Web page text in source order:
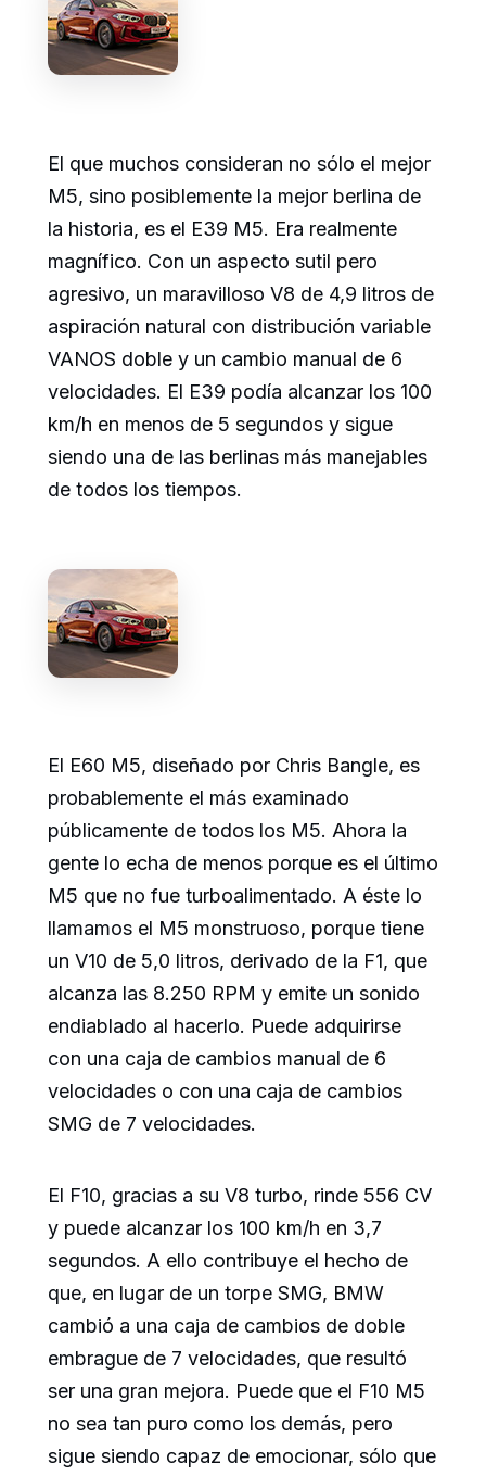
El que muchos consideran no sólo el mejor
M5, sino posiblemente la mejor berlina de
la historia, es el E39 M5. Era realmente
magnífico. Con un aspecto sutil pero
agresivo, un maravilloso V8 de 4,9 litros de
aspiración natural con distribución variable
VANOS doble y un cambio manual de 6
velocidades. El E39 podía alcanzar los 100
km/h en menos de 5 segundos y sigue
siendo una de las berlinas más manejables
de todos los tiempos.
El E60 M5, diseñado por Chris Bangle, es
probablemente el más examinado
públicamente de todos los M5. Ahora la
gente lo echa de menos porque es el último
M5 que no fue turboalimentado. A éste lo
llamamos el M5 monstruoso, porque tiene
un V10 de 5,0 litros, derivado de la F1, que
alcanza las 8.250 RPM y emite un sonido
endiablado al hacerlo. Puede adquirirse
con una caja de cambios manual de 6
velocidades o con una caja de cambios
SMG de 7 velocidades.
El F10, gracias a su V8 turbo, rinde 556 CV
y puede alcanzar los 100 km/h en 3,7
segundos. A ello contribuye el hecho de
que, en lugar de un torpe SMG, BMW
cambió a una caja de cambios de doble
embrague de 7 velocidades, que resultó
ser una gran mejora. Puede que el F10 M5
no sea tan puro como los demás, pero
sigue siendo capaz de emocionar, sólo que